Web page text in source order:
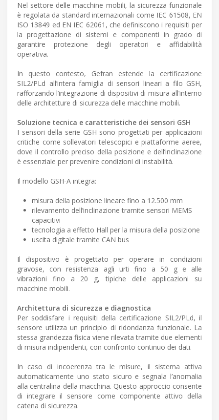
Nel settore delle macchine mobili, la sicurezza funzionale
è regolata da standard internazionali come IEC 61508, EN
ISO 13849 ed EN IEC 62061, che definiscono i requisiti per
la progettazione di sistemi e componenti in grado di
garantire protezione degli operatori e affidabilità
operativa.
In questo contesto, Gefran estende la certificazione
SIL2/PLd all’intera famiglia di sensori lineari a filo GSH,
rafforzando l’integrazione di dispositivi di misura all’interno
delle architetture di sicurezza delle macchine mobili.
Soluzione tecnica e caratteristiche dei sensori GSH
I sensori della serie GSH sono progettati per applicazioni
critiche come sollevatori telescopici e piattaforme aeree,
dove il controllo preciso della posizione e dell’inclinazione
è essenziale per prevenire condizioni di instabilità.
Il modello GSH-A integra:
misura della posizione lineare fino a 12.500 mm
rilevamento dell’inclinazione tramite sensori MEMS
capacitivi
tecnologia a effetto Hall per la misura della posizione
uscita digitale tramite CAN bus
Il dispositivo è progettato per operare in condizioni
gravose, con resistenza agli urti fino a 50 g e alle
vibrazioni fino a 20 g, tipiche delle applicazioni su
macchine mobili.
Architettura di sicurezza e diagnostica
Per soddisfare i requisiti della certificazione SIL2/PLd, il
sensore utilizza un principio di ridondanza funzionale. La
stessa grandezza fisica viene rilevata tramite due elementi
di misura indipendenti, con confronto continuo dei dati.
In caso di incoerenza tra le misure, il sistema attiva
automaticamente uno stato sicuro e segnala l’anomalia
alla centralina della macchina. Questo approccio consente
di integrare il sensore come componente attivo della
catena di sicurezza.